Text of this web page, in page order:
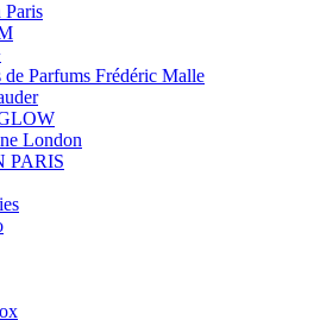
Paris
de Parfums Frédéric Malle
London
PARIS